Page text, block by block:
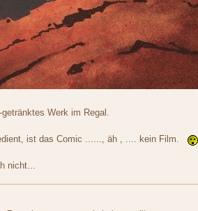
Werk im Regal.
ist das Comic ......, äh , .... kein Film.
nicht...